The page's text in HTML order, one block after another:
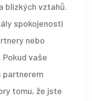
blízkých vztahů.
spokojenosti
nebo
Pokud vaše
partnerem
tomu, že jste